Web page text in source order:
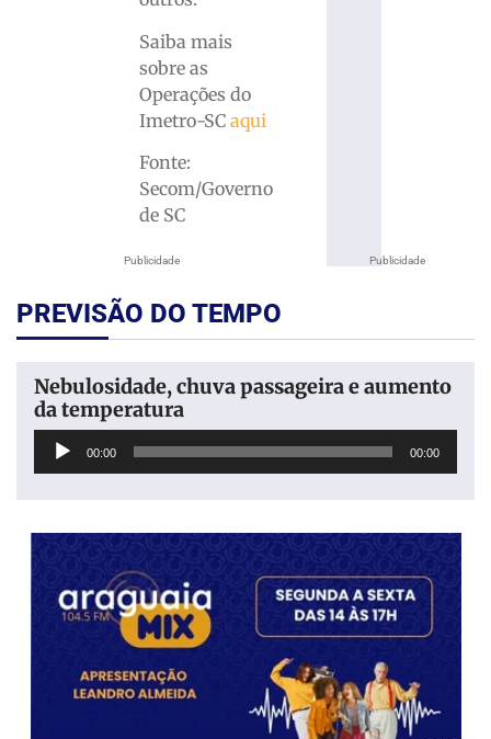
Publicidade
Saiba mais
sobre as
Operações do
Imetro-SC aqui
Fonte:
Secom/Governo
de SC
Publicidade
PREVISÃO DO TEMPO
Nebulosidade, chuva passageira e aumento
da temperatura
Tocador
00:00 00:00